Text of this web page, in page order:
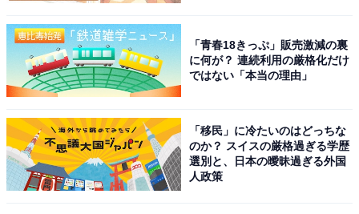
「青春18きっぷ」販売激減の裏
に何が？ 連続利用の厳格化だけ
ではない「本当の理由」
「移民」に冷たいのはどっちな
のか？ スイスの厳格過ぎる学歴
選別と、日本の曖昧過ぎる外国
人政策